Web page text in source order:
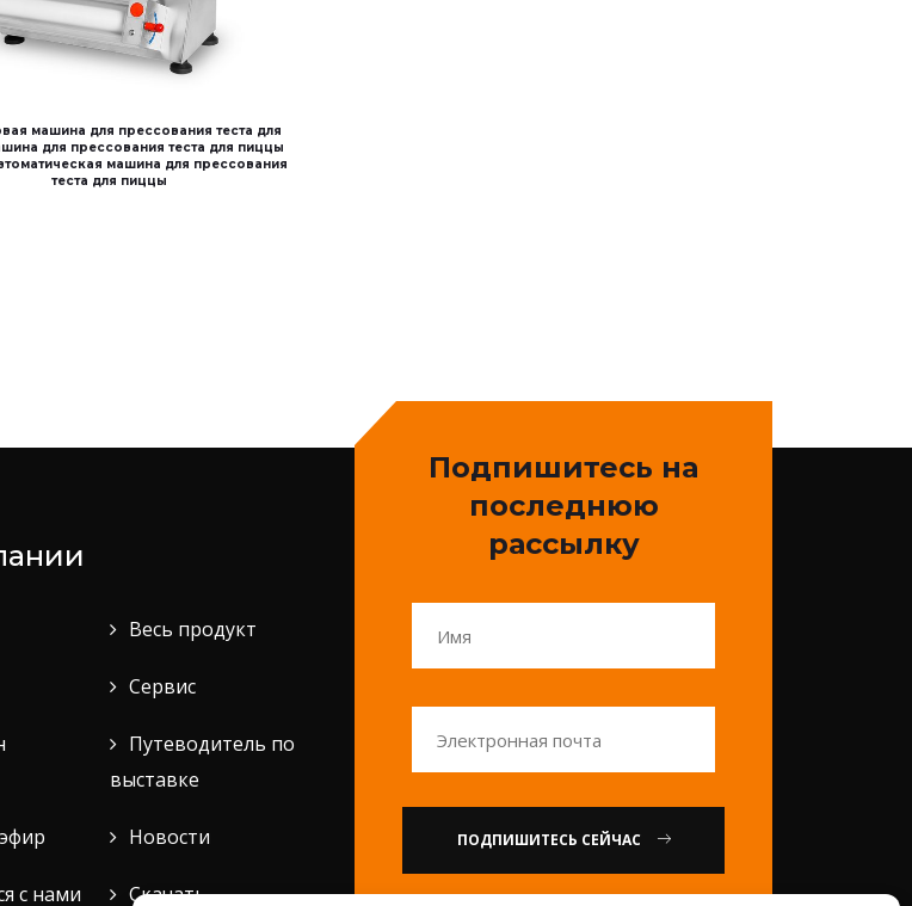
машина для прессования теста для
для прессования теста для пиццы
машина для прессования
теста для пиццы
Весь продукт
Сервис
Путеводитель по
выставке
Новости
с нами Скачать
Подпишитесь на
последнюю
рассылку
ПОДПИШИТЕСЬ СЕЙЧАС